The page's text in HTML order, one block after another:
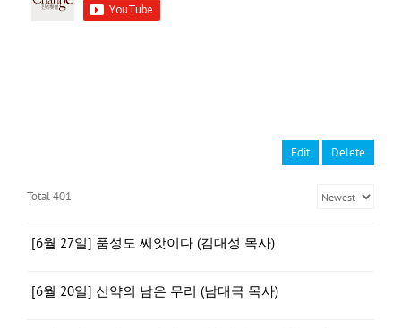
Edit Delete
Total 401
[6월 27일] 품성도 씨앗이다 (김대성 목사)
[6월 20일] 신약의 남은 무리 (남대극 목사)